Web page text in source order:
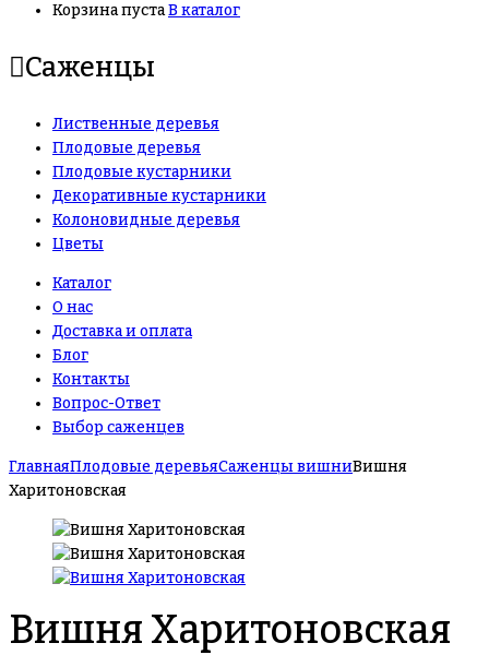
Корзина пустаВ каталог
Саженцы
Лиственные деревья
Плодовые деревья
Плодовые кустарники
Декоративные кустарники
Колоновидные деревья
Цветы
Каталог
О нас
Доставка и оплата
Блог
Контакты
Вопрос-Ответ
Выбор саженцев
ГлавнаяПлодовые деревьяСаженцы вишниВишня
Харитоновская
Вишня Харитоновская